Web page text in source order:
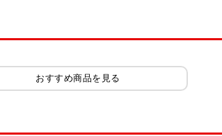
おすすめ商品を見る